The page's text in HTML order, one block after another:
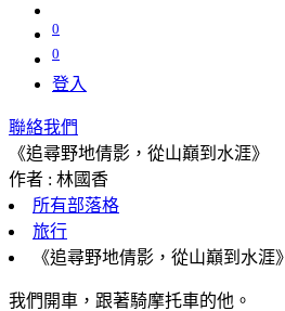
0
0
登入
聯絡我們
《追尋野地倩影，從山巔到水涯》
作者 : 林國香
所有部落格
旅行
《追尋野地倩影，從山巔到水涯》
我們開車，跟著騎摩托車的他。